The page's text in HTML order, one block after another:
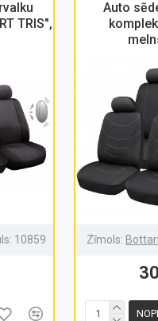
TRIS",
10859
Auto
Zīmols: Bottari